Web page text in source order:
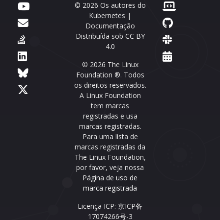
© 2026 Os autores do
Kubernetes |
Documentação
Distribuída sob CC BY
4.0
© 2026 The Linux
Foundation ®. Todos
os direitos reservados.
A Linux Foundation
tem marcas
registradas e usa
marcas registradas.
Para uma lista de
marcas registradas da
The Linux Foundation,
por favor, veja nossa
Página de uso de
marca registrada
Licença ICP: 京ICP备
17074266号-3